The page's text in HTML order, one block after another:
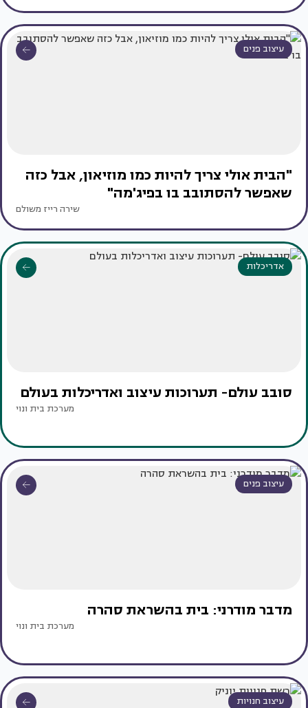
עיצוב פנים
"הבית אולי צריך להיות כמו מוזיאון, אבל כזה
שאפשר להסתובב בו בפיג'מה"
שירה רייז משולם
אדריכלות
סובב עולם- תערוכות עיצוב ואדריכלות בעולם
מערכת בית ונוי
עיצוב פנים
מדבר מודרני: בית בהשראת סהרה
מערכת בית ונוי
עיצוב חנויות